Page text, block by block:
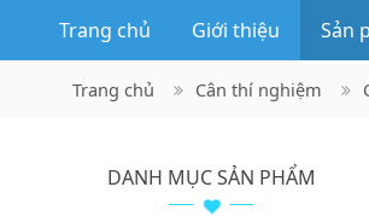
Trang chủ Giới thiệu Sản
Trang chủ Cân thí nghiệm
DANH MỤC SẢN PHẨM